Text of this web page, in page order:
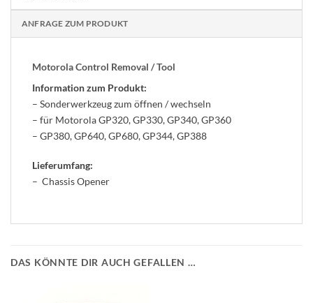
ANFRAGE ZUM PRODUKT
Motorola Control Removal / Tool
Information zum Produkt:
– Sonderwerkzeug zum öffnen / wechseln
– für Motorola GP320, GP330, GP340, GP360
– GP380, GP640, GP680, GP344, GP388
Lieferumfang:
– Chassis Opener
DAS KÖNNTE DIR AUCH GEFALLEN …